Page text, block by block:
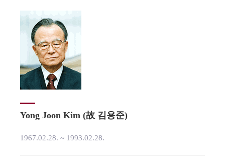
Yong Joon Kim (故 김용준)
1967.02.28. ~ 1993.02.28.